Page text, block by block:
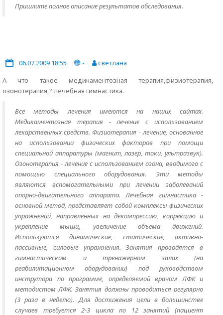
Пришлите полное описание результатов обследования.
06.07.2009 18:55 -
светлана
А что такое медикаментозная терапия,физиотерапия,
озонотерапия,? лечебная гимнастика.
Все методы лечения имеются на наших сайтах.
Медикаментозная терапия - лечение с использованием
лекарственных средств. Физиотерапия - лечение, основанное
на использовании физических факторов при помощи
специальной аппаратуры (магнит, лазер, токи, ультразвук).
Озонотерапия - лечение с использованием озона, вводимого с
помощью специального оборудования. Эти методы
являются вспомогательными при лечении заболеваний
опорно-двигательного аппарата. Лечебная гимнастика -
основной метод, представляет собой комплексы физических
упражнений, направленных на декомпрессию, коррекцию и
укрепление мышц, увеличение объема движений.
Используются динамические, статические, активно-
пассивные, силовые упражнения. Занятия проводятся в
гимнастическом и тренажерном залах (на
реабилитационном оборудовании) под руководством
инструтора по программе, определяемой врачом ЛФК и
методистом ЛФК. Занятия должны проводиться регулярно
(3 раза в неделю). Для достижения цели в большинстве
случаев требуется 2-3 цикла по 12 занятий (пациент